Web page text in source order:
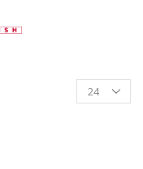
Productos
per